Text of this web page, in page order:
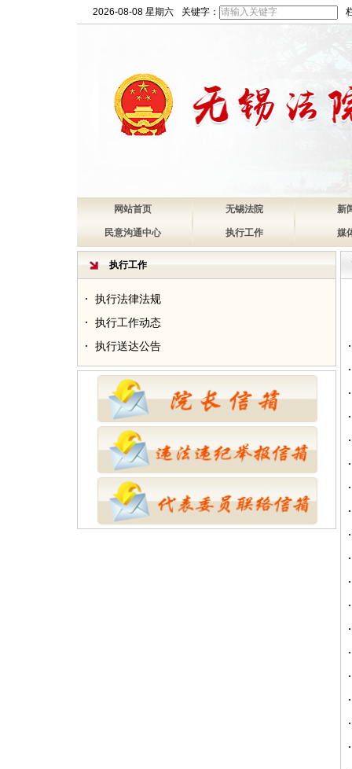
2026-08-08 星期六 关键字：
网站首页 无锡法院 新
民意沟通中心 执行工作 媒
执行工作
执行法律法规
执行工作动态
执行送达公告